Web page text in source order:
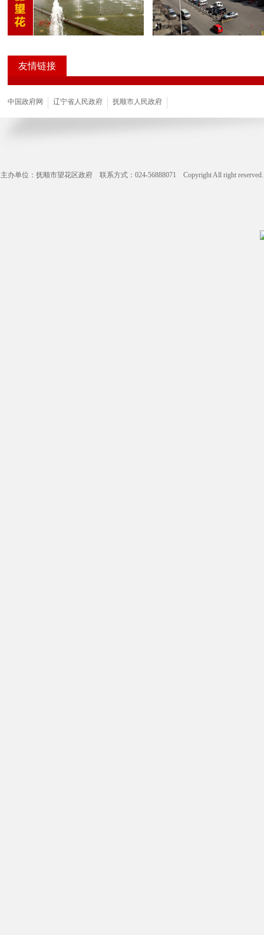
友情链接
中国政府网 辽宁省人民政府 抚顺市人民政府
主办单位：抚顺市望花区政府 联系方式：024-56888071 Copyright All right